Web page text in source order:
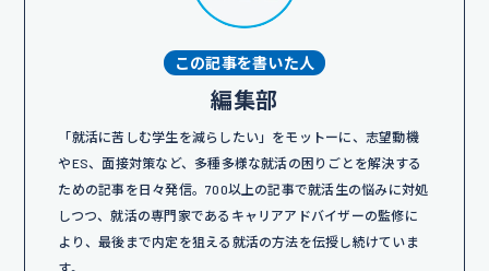
この記事を書いた人
編集部
「就活に苦しむ学生を減らしたい」をモットーに、志望動機
やES、面接対策など、多種多様な就活の困りごとを解決する
ための記事を日々発信。700以上の記事で就活生の悩みに対処
しつつ、就活の専門家であるキャリアアドバイザーの監修に
より、最後まで内定を狙える就活の方法を伝授し続けていま